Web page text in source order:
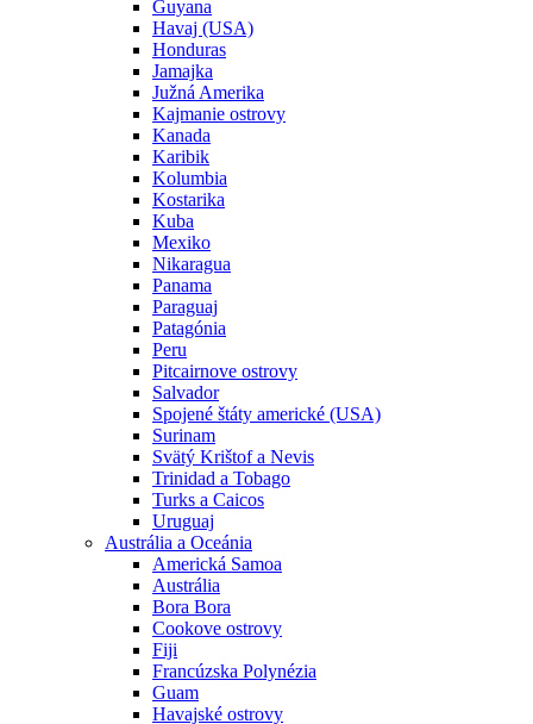
Guyana
Havaj (USA)
Honduras
Jamajka
Južná Amerika
Kajmanie ostrovy
Kanada
Karibik
Kolumbia
Kostarika
Kuba
Mexiko
Nikaragua
Panama
Paraguaj
Patagónia
Peru
Pitcairnove ostrovy
Salvador
Spojené štáty americké (USA)
Surinam
Svätý Krištof a Nevis
Trinidad a Tobago
Turks a Caicos
Uruguaj
Austrália a Oceánia
Americká Samoa
Austrália
Bora Bora
Cookove ostrovy
Fiji
Francúzska Polynézia
Guam
Havajské ostrovy